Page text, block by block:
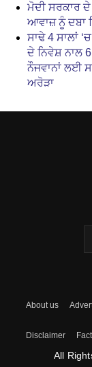
ਮੋਦੀ ਸਰਕਾਰ
ਆਵਾਜ਼ ਨੂੰ ਦਬਾ
ਸਾਢੇ 4 ਸਾਲਾਂ
ਦੇ ਨਿਵੇਸ਼ ਨਾਲ
ਨੌਜਵਾਨਾਂ ਲਈ
ਅਰੋੜਾ
About us
Disclaimer
All